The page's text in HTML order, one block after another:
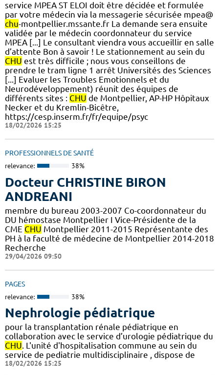
service MPEA ST ELOI doit être décidée et formulée
par votre médecin via la messagerie sécurisée mpea@
chu-montpellier.mssante.fr La demande sera ensuite
validée par le médecin coordonnateur du service
MPEA [...] Le consultant viendra vous accueillir en salle
d’attente Bon à savoir ! Le stationnement au sein du
CHU est très difficile ; nous vous conseillons de
prendre le tram ligne 1 arrêt Universités des Sciences
[...] Evaluer les Troubles Emotionnels et du
Neurodéveloppement) réunit des équipes de
différents sites : CHU de Montpellier, AP-HP Hôpitaux
Necker et du Kremlin-Bicêtre,
https://cesp.inserm.fr/fr/equipe/psyc
18/02/2026 15:25
PROFESSIONNELS DE SANTÉ
relevance: 38%
Docteur CHRISTINE BIRON
ANDREANI
membre du bureau 2003-2007 Co-coordonnateur du
DU hémostase Montpellier I Vice-Présidente de la
CME CHU Montpellier 2011-2015 Représentante des
PH à la faculté de médecine de Montpellier 2014-2018
Recherche
29/04/2026 09:50
PAGES
relevance: 38%
Nephrologie pédiatrique
pour la transplantation rénale pédiatrique en
collaboration avec le service d’urologie pédiatrique du
CHU. L'unité d'hospitalisation commune au sein du
service de pediatrie multidisciplinaire , dispose de
18/02/2026 15:25